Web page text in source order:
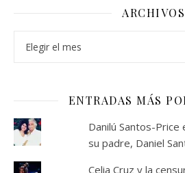
ARCHIVOS
ENTRADAS MÁS
Danilú Santos-
su padre, Daniel
Celia Cruz y la